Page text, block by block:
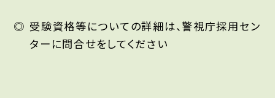
受験資格等についての詳細は、警視庁採用セン
ターに問合せをしてください